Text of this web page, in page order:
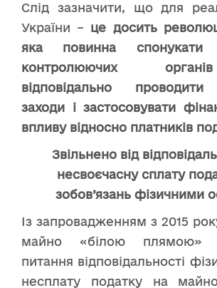
Слід зазначити, що для
України – це досить
яка повинна спонукати
контролюючих
відповідально проводити
заходи і застосовувати
впливу відносно платників
Звільнено від
несвоєчасну сплату
зобов’язань фізичними
Із запровадженням з 2015
майно «білою плямою»
питання відповідальності
несплату податку на